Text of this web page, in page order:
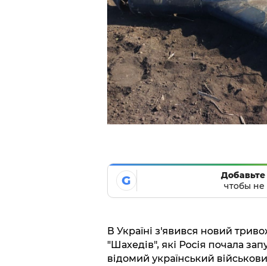
G
Добавьте
чтобы не
В Україні з'явився новий
"Шахедів", які Росія почала
відомий український